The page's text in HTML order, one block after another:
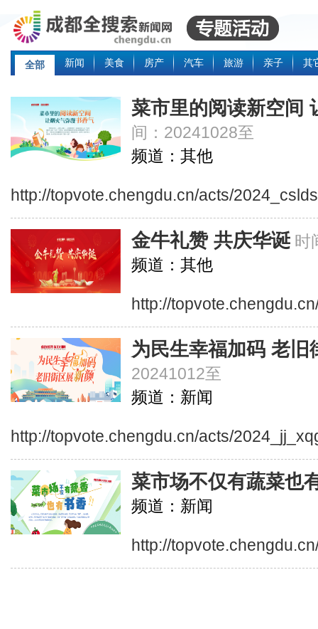
全部 新闻 美食 房产 汽车 旅游 亲子 其
菜市里的阅读新空间
间：20241028至
频道：其他
http://topvote.chengdu.cn/acts/
金牛礼赞 共庆华诞 时
频道：其他
http://
为民生幸福加码 老旧
20241012至
频道：新闻
http://topvote.chengdu.cn/acts/
菜市场不仅有蔬菜也
频道：新闻
http://